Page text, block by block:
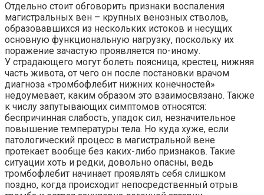
Отдельно стоит обговорить признаки воспаления
магистральных вен – крупных венозных стволов,
образовавшихся из нескольких истоков и несущих
основную функциональную нагрузку, поскольку их
поражение зачастую проявляется по-иному.
У страдающего могут болеть поясница, крестец, нижняя
часть живота, от чего он после постановки врачом
диагноза «тромбофлебит нижних конечностей»
недоумевает, каким образом это взаимосвязано. Также
к числу запутывающих симптомов относятся:
беспричинная слабость, упадок сил, незначительное
повышение температуры тела. Но куда хуже, если
патологический процесс в магистральной вене
протекает вообще без каких-либо признаков. Такие
ситуации хоть и редки, довольно опасны, ведь
тромбофлебит начинает проявлять себя слишком
поздно, когда происходит непосредственный отрыв